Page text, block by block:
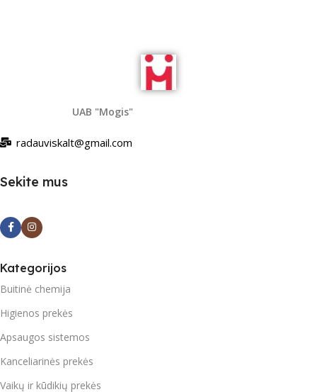
UAB "Mogis"
radauviskalt@gmail.com
Sekite mus
Kategorijos
Buitinė chemija
Higienos prekės
Apsaugos sistemos
Kanceliarinės prekės
Vaikų ir kūdikių prekės